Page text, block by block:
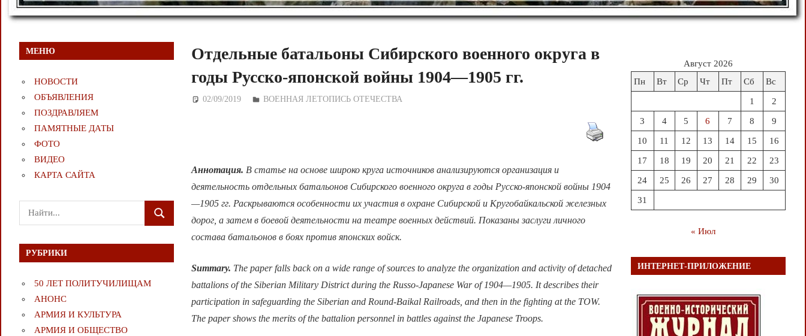
Отдельные батальоны Сибирского военного округа в
годы Русско-японской войны 1904—1905 гг.
02/09/2019 Дежурный по Редакции
ВОЕННАЯ ЛЕТОПИСЬ ОТЕЧЕСТВА
Аннотация. В статье на основе широко круга источников анализируются организация и
деятельность отдельных батальонов Сибирского военного округа в годы Русско-японской войны 1904
—1905 гг. Раскрываются особенности их участия в охране Сибирской и Кругобайкальской железных
дорог, а затем в боевой деятельности на театре военных действий. Показаны заслуги личного
состава батальонов в боях против японских войск.
Summary. The paper falls back on a wide range of sources to analyze the organization and activity of detached
battalions of the Siberian Military District during the Russo-Japanese War of 1904—1905. It describes their
participation in safeguarding the Siberian and Round-Baikal Railroads, and then in the fighting at the TOW.
The paper shows the merits of the battalion personnel in battles against the Japanese Troops.
МЕНЮ
НОВОСТИ
ОБЪЯВЛЕНИЯ
ПОЗДРАВЛЯЕМ
ПАМЯТНЫЕ ДАТЫ
ФОТО
ВИДЕО
КАРТА САЙТА
Поиск
для:
ПОИСК
РУБРИКИ
50 ЛЕТ ПОЛИТУЧИЛИЩАМ
АНОНС
АРМИЯ И КУЛЬТУРА
АРМИЯ И ОБЩЕСТВО
Август 2026
Пн
Вт Ср Чт Пт Сб Вс
1 2
3 4 5 6 7 8 9
10 11 12 13 14 15 16
17 18 19 20 21 22 23
24 25 26 27 28 29 30
31
« Июл
ИНТЕРНЕТ-ПРИЛОЖЕНИЕ